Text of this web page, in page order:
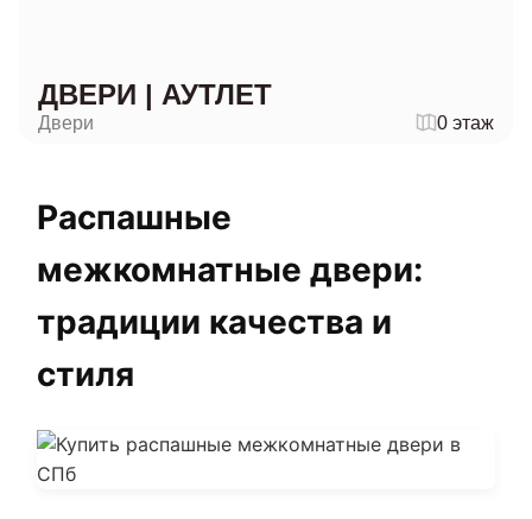
ДВЕРИ | АУТЛЕТ
Двери 0 этаж
Распашные
межкомнатные двери:
традиции качества и
стиля